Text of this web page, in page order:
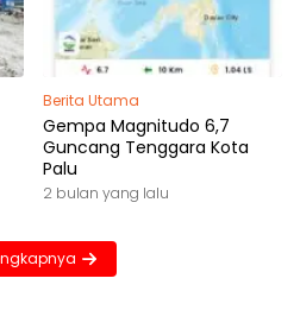
Berita Utama
Gempa Magnitudo 6,7
Guncang Tenggara Kota
Palu
2 bulan yang lalu